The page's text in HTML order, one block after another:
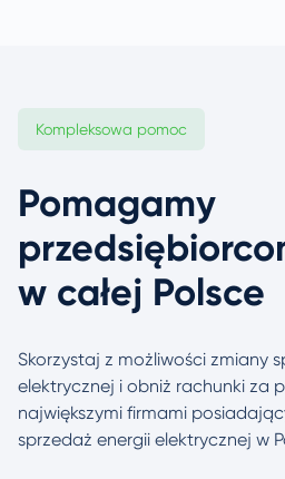
Kompleksowa pomoc
Pomagamy
w całej Polsce
Skorzystaj z możliwości zmiany
elektrycznej i obniż rachunki za
największymi firmami
sprzedaż energii elektrycznej w